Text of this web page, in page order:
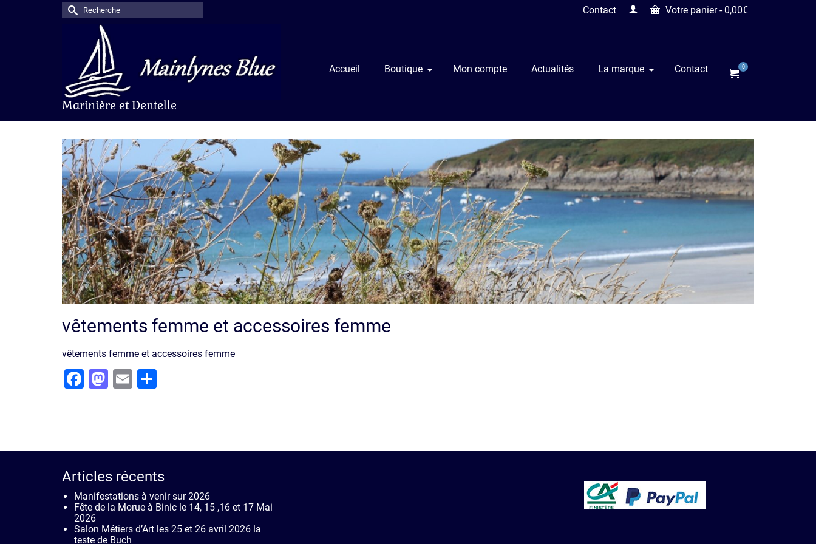
Contact Votre panier- 0,00€
Rechercher :
Marinière et Dentelle
Accueil Boutique Mon compte Actualités La marque Contact 0
vêtements femme et accessoires femme
vêtements femme et accessoires femme
Facebook
Mastodon
Email
Articles récents
Manifestations à venir sur 2026
Fête de la Morue à Binic le 14, 15 ,16 et 17 Mai
2026
Salon Métiers d’Art les 25 et 26 avril 2026 la
teste de Buch